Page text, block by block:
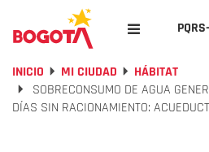
PQRS-
INICIO MI CIUDAD
HÁBITAT
SOBRECONSUMO DE AGUA
DÍAS SIN RACIONAMIENTO: